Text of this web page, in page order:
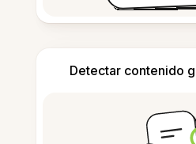
Detectar contenido